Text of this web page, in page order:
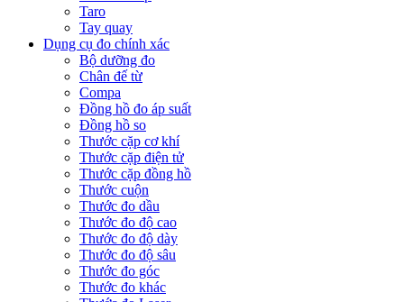
Taro
Tay quay
Dụng cụ đo chính xác
Bộ dưỡng đo
Chân đế từ
Compa
Đồng hồ đo áp suất
Đồng hồ so
Thước cặp cơ khí
Thước cặp điện tử
Thước cặp đồng hồ
Thước cuộn
Thước đo dầu
Thước đo độ cao
Thước đo độ dày
Thước đo độ sâu
Thước đo góc
Thước đo khác